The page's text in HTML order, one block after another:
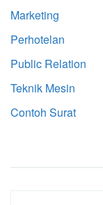
Marketing
Perhotelan
Public Relation
Teknik Mesin
Contoh Surat